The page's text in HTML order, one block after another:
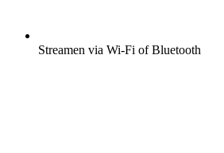
Streamen via Wi-Fi of Bluetooth